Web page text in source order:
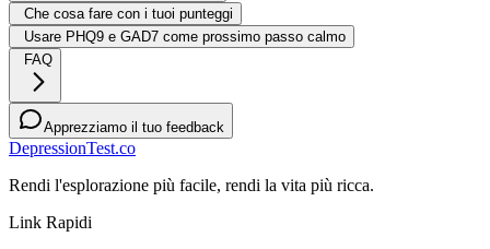
Che cosa fare con i tuoi punteggi
Usare PHQ9 e GAD7 come prossimo passo calmo
FAQ
Apprezziamo il tuo feedback
DepressionTest.co
Rendi l'esplorazione più facile, rendi la vita più ricca.
Link Rapidi